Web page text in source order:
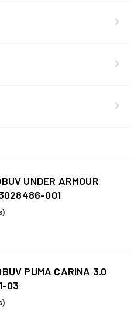
UNDER ARMOUR
001
PUMA CARINA 3.0
03